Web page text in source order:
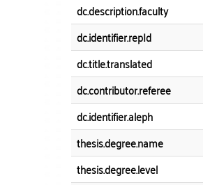
dc.description.faculty
dc.identifier.repId
dc.title.translated
dc.contributor.referee
dc.identifier.aleph
thesis.degree.name
thesis.degree.level